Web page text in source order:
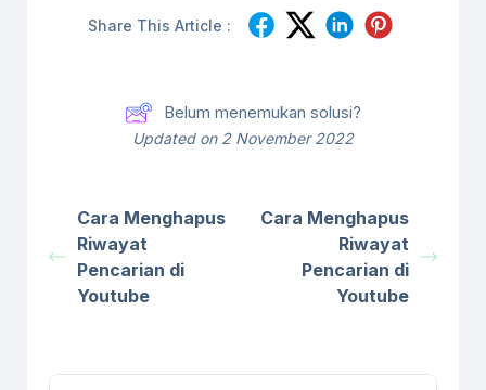
Share This Article :
Belum menemukan solusi?
Updated on 2 November 2022
Cara Menghapus
Riwayat
Pencarian di
Youtube
Cara Menghapus
Riwayat
Pencarian di
Youtube